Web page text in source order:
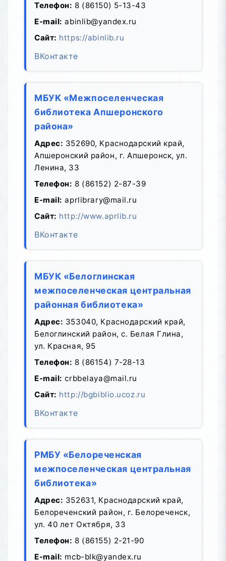
Телефон: 8 (86150) 5-13-43
E-mail: abinlib@yandex.ru
Сайт: https://abinlib.ru
ВКонтакте
МБУК «Межпоселенческая
библиотека Апшеронского
района»
Адрес: 352690, Краснодарский край,
Апшеронский район, г. Апшеронск, ул.
Ленина, 33
Телефон: 8 (86152) 2-87-39
E-mail: aprlibrary@mail.ru
Сайт: http://www.aprlib.ru
ВКонтакте
МБУК «Белоглинская
межпоселенческая центральная
районная библиотека»
Адрес: 353040, Краснодарский край,
Белоглинский район, с. Белая Глина,
ул. Красная, 95
Телефон: 8 (86154) 7-28-13
E-mail: crbbelaya@mail.ru
Сайт: http://bgbiblio.ucoz.ru
ВКонтакте
РМБУ «Белореченская
межпоселенческая центральная
библиотека»
Адрес: 352631, Краснодарский край,
Белореченский район, г. Белореченск,
ул. 40 лет Октября, 33
Телефон: 8 (86155) 2-21-90
E-mail: mcb-blk@yandex.ru